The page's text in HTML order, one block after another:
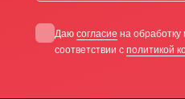
Даю согласие на
соответствии с политикой